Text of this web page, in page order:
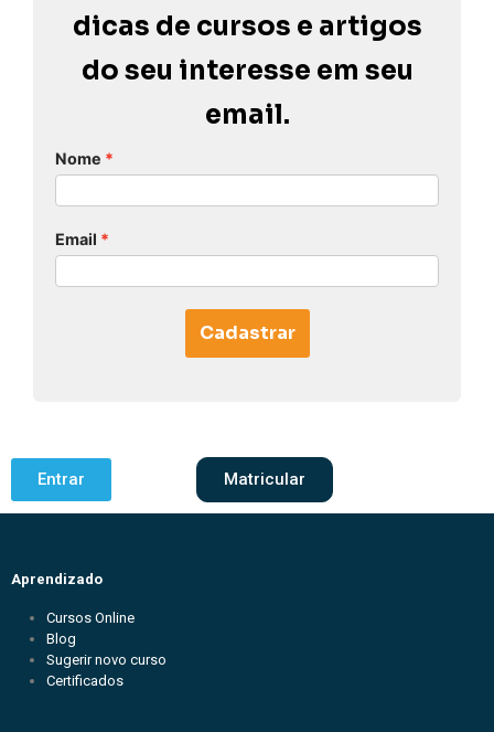
dicas de cursos e artigos
do seu interesse em seu
email.
Nome
Email
Cadastrar
Entrar Matricular
Aprendizado
Cursos Online
Blog
Sugerir novo curso
Certificados